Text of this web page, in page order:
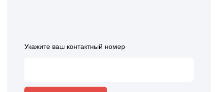
Укажите ваш контактный номер